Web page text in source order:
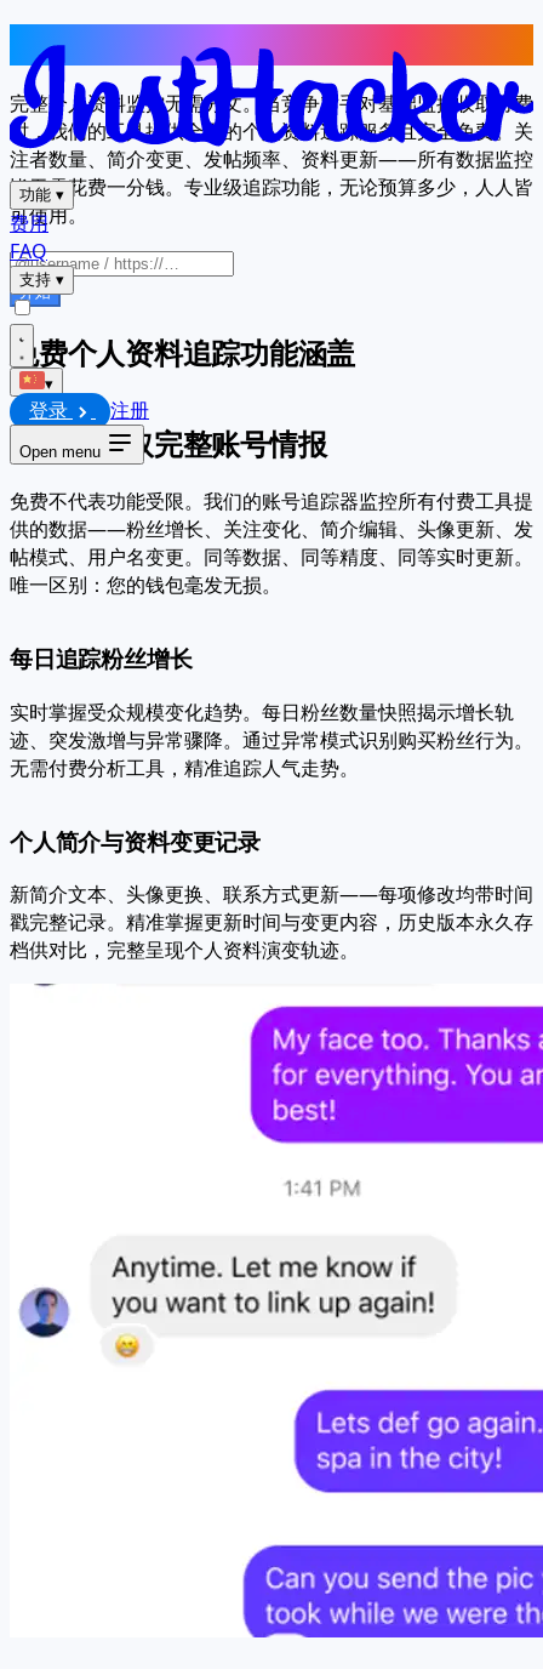
功能 ▾
费用
FAQ
支持 ▾
▾
登录 注册
Open menu
高级资料追踪，零费用
完整个人资料监控无需分文。当竞争对手对基础监控收取月费
时，我们的工具提供全面的个人资料追踪服务且完全免费。关
注者数量、简介变更、发帖频率、资料更新——所有数据监控
皆无需花费一分钱。专业级追踪功能，无论预算多少，人人皆
可使用。
开始
免费个人资料追踪功能涵盖
零成本获取完整账号情报
免费不代表功能受限。我们的账号追踪器监控所有付费工具提
供的数据——粉丝增长、关注变化、简介编辑、头像更新、发
帖模式、用户名变更。同等数据、同等精度、同等实时更新。
唯一区别：您的钱包毫发无损。
每日追踪粉丝增长
实时掌握受众规模变化趋势。每日粉丝数量快照揭示增长轨
迹、突发激增与异常骤降。通过异常模式识别购买粉丝行为。
无需付费分析工具，精准追踪人气走势。
个人简介与资料变更记录
新简介文本、头像更换、联系方式更新——每项修改均带时间
戳完整记录。精准掌握更新时间与变更内容，历史版本永久存
档供对比，完整呈现个人资料演变轨迹。